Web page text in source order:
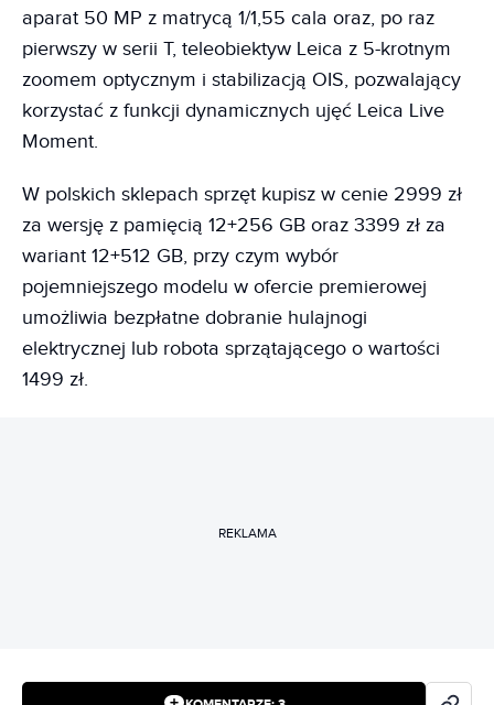
aparat 50 MP z matrycą 1/1,55 cala oraz, po raz
pierwszy w serii T, teleobiektyw Leica z 5-krotnym
zoomem optycznym i stabilizacją OIS, pozwalający
korzystać z funkcji dynamicznych ujęć Leica Live
Moment.
W polskich sklepach sprzęt kupisz w cenie 2999 zł
za wersję z pamięcią 12+256 GB oraz 3399 zł za
wariant 12+512 GB, przy czym wybór
pojemniejszego modelu w ofercie premierowej
umożliwia bezpłatne dobranie hulajnogi
elektrycznej lub robota sprzątającego o wartości
1499 zł.
REKLAMA